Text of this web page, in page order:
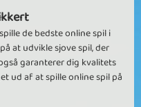
de bedste online spil i
at udvikle sjove spil, der
garanterer dig kvalitets
ud af at spille online spil på